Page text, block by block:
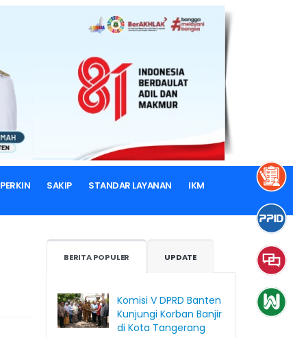
PERKIN SAKIP STANDAR LAYANAN IKM
BERITA POPULER UPDATE
Komisi V DPRD Banten
Kunjungi Korban Banjir
di Kota Tangerang